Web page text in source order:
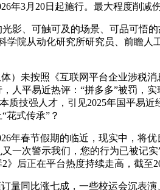
年3月20日起施行。最大程度削
、可触可及的场景、可品可悟
学院从动化研究所研究员、前瞻
未按照《互联网平台企业涉税消
人平易近热评：“拼多多”被罚，
质技强人才，引见2025年国平易
花式传承”？
春节假期的临近，现实中，将
一次警示我们，您的行为已被记
后正在平台热度持续走高，截至
同比涨七成，一些校运会沉表